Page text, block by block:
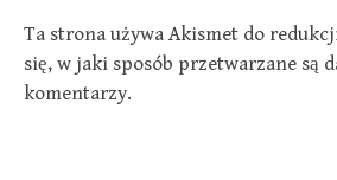
Ta strona używa Akismet do
się, w jaki sposób przetwarzane są
komentarzy.